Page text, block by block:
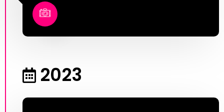
2023